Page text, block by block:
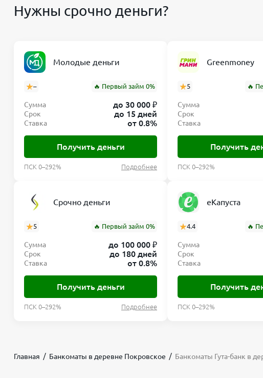
Нужны срочно деньги?
Молодые деньги
– 🔥 Первый займ 0%
Сумма до 30 000 ₽
Срок до 15 дней
Ставка от 0.8%
Получить деньги
ПСК 0–292% Подробнее
Greenmoney
5 🔥
Сумма
Срок
Ставка
Получить
ПСК 0–292%
Срочно деньги
5 🔥 Первый займ 0%
Сумма до 100 000 ₽
Срок до 180 дней
Ставка от 0.8%
Получить деньги
ПСК 0–292% Подробнее
еКапуста
4.4 🔥
Сумма
Срок
Ставка
Получить
ПСК 0–292%
Главная Банкоматы в деревне Покровское Банкоматы Гута-банк в